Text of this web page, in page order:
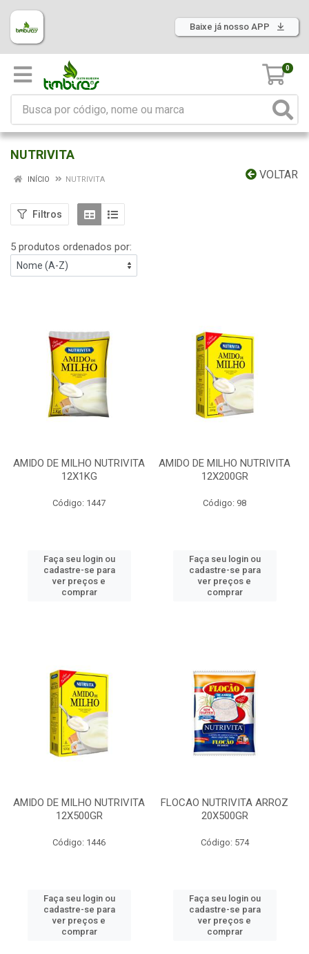
Baixe já nosso APP
0
NUTRIVITA
VOLTAR
INÍCIO NUTRIVITA
Filtros
5 produtos ordenados por:
AMIDO DE MILHO NUTRIVITA
12X1KG
Código: 1447
Faça seu login ou
cadastre-se para
ver preços e
comprar
AMIDO DE MILHO NUTRIVITA
12X200GR
Código: 98
Faça seu login ou
cadastre-se para
ver preços e
comprar
AMIDO DE MILHO NUTRIVITA
12X500GR
Código: 1446
Faça seu login ou
cadastre-se para
ver preços e
comprar
FLOCAO NUTRIVITA ARROZ
20X500GR
Código: 574
Faça seu login ou
cadastre-se para
ver preços e
comprar